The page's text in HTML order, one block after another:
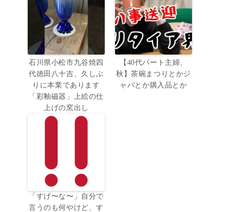
石川県小松市九谷焼四
代徳田八十吉、久しぶ
りに本業であります
「彩釉磁器」上絵の仕
上げの窯出し
「すげ〜な〜」自分で
言うのも何やけど、す
【40代パート主婦、
秋】茶碗まつりとかジ
ャバとか購入品とか